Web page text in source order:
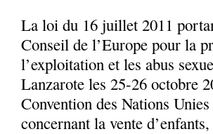
La loi du 16 juillet 2011
Conseil de l’Europe pour la
l’exploitation et les abus
Lanzarote les 25-26 octobre
Convention des Nations
concernant la vente